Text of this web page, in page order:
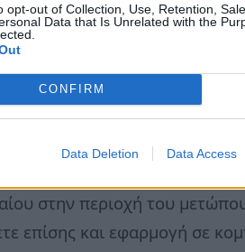
opt-out of Collection, Use, Retention,
Data that Is Unrelated with the
CONFIRM
Data Deletion Data Access
κοψίματα και
μικρόβια και
στην περιοχή του
επίσης και εφαρμογή σε